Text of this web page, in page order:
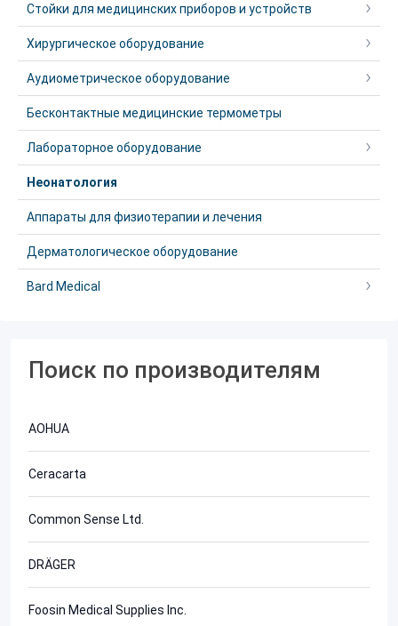
Стойки для медицинских приборов и устройств
Хирургическое оборудование
Аудиометрическое оборудование
Бесконтактные медицинские термометры
Лабораторное оборудование
Неонатология
Аппараты для физиотерапии и лечения
Дерматологическое оборудование
Bard Medical
Поиск по производителям
AOHUA
Ceracarta
Common Sense Ltd.
DRÄGER
Foosin Medical Supplies Inc.